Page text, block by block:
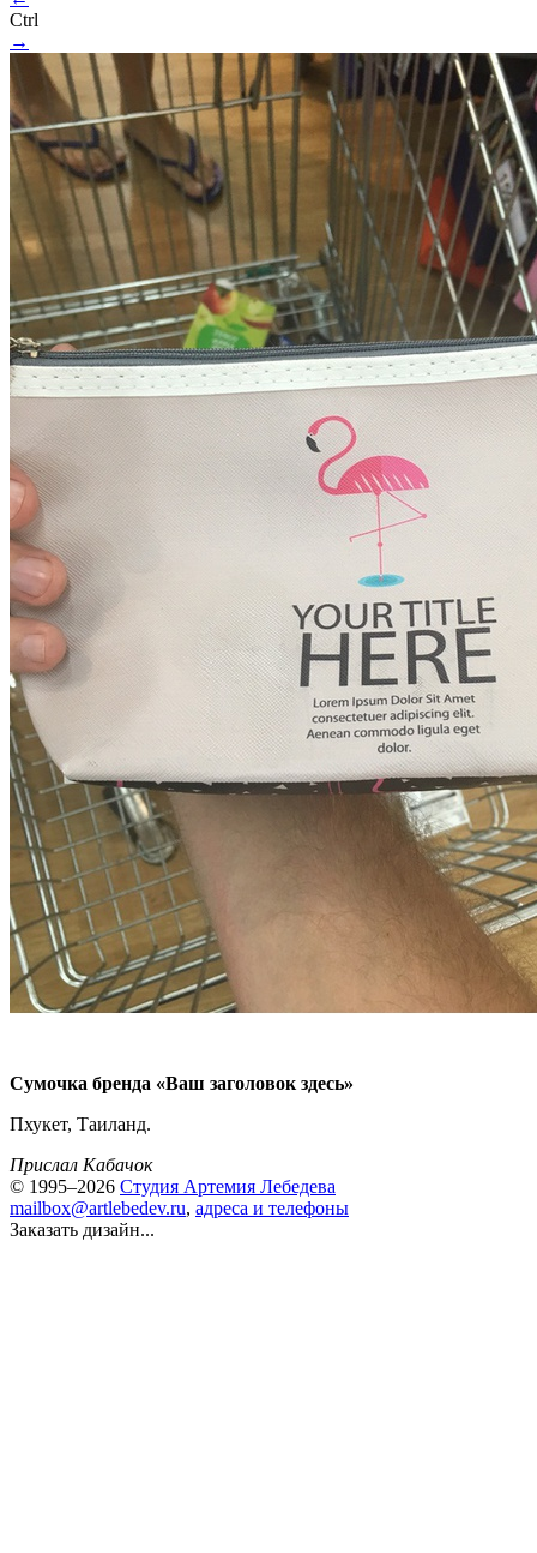
Ctrl
→
Сумочка бренда «Ваш заголовок здесь»
Пхукет, Таиланд.
Прислал Кабачок
© 1995–2026 Студия Артемия Лебедева
mailbox@artlebedev.ru, адреса и телефоны
Заказать дизайн...